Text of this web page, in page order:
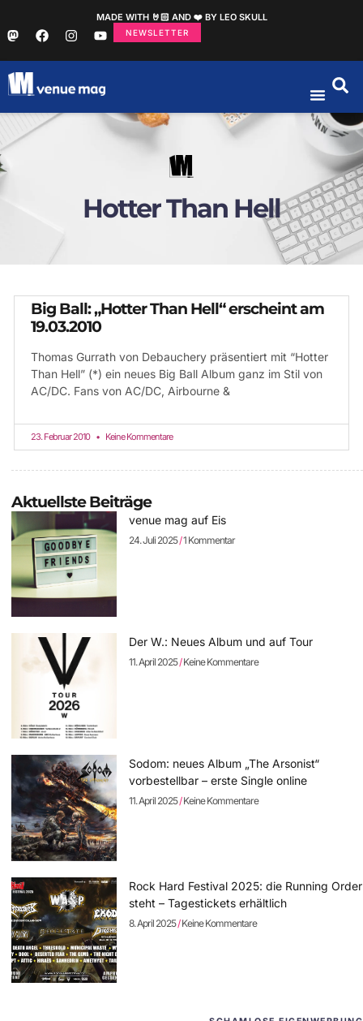
MADE WITH 🤘🏻 AND ❤️ BY LEO SKULL
NEWSLETTER
Hotter Than Hell
Big Ball: „Hotter Than Hell“ erscheint am
19.03.2010
Thomas Gurrath von Debauchery präsentiert mit “Hotter
Than Hell” (*) ein neues Big Ball Album ganz im Stil von
AC/DC. Fans von AC/DC, Airbourne &
23. Februar 2010 Keine Kommentare
Aktuellste Beiträge
venue mag auf Eis
24. Juli 2025 1 Kommentar
Der W.: Neues Album und auf Tour
11. April 2025 Keine Kommentare
Sodom: neues Album „The Arsonist“
vorbestellbar – erste Single online
11. April 2025 Keine Kommentare
Rock Hard Festival 2025: die Running Order
steht – Tagestickets erhältlich
8. April 2025 Keine Kommentare